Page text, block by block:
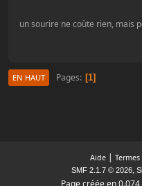
un sourire ne coùte rien, mais
EN HAUT Pages 1
Aide|
SMF 2.1.7 © 2026,
Page créée en